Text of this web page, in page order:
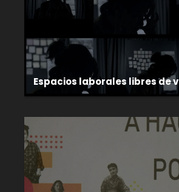
Espacios laborales libres de